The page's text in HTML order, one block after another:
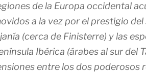
de la Europa occidental
a la vez por el prestigio
(cerca de Finisterre) y las
Ibérica (árabes al sur del
entre los dos poderosos